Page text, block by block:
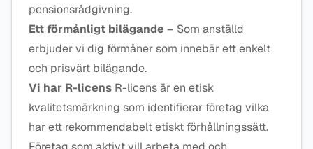
pensionsrådgivning.
Ett förmånligt bilägande – Som anställd
erbjuder vi dig förmåner som innebär ett enkelt
och prisvärt bilägande.
Vi har R-licens R-licens är en etisk
kvalitetsmärkning som identifierar företag vilka
har ett rekommendabelt etiskt förhållningssätt.